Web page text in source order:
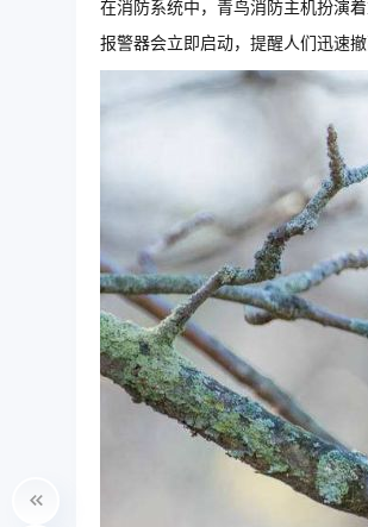
在消防系统中，青鸟消防主机扮演
报警器会立即启动，提醒人们迅速